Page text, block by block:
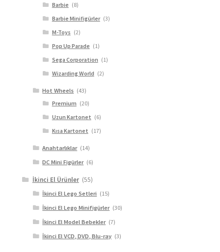
Barbie (8)
Barbie Minifigürler (3)
M-Toys (2)
Pop Up Parade (1)
Sega Corporation (1)
Wizarding World (2)
Hot Wheels (43)
Premium (20)
Uzun Kartonet (6)
Kısa Kartonet (17)
Anahtarlıklar (14)
DC Mini Figürler (6)
İkinci El Ürünler (55)
İkinci El Lego Setleri (15)
İkinci El Lego Minifigürler (30)
İkinci El Model Bebekler (7)
İkinci El VCD, DVD, Blu-ray (3)